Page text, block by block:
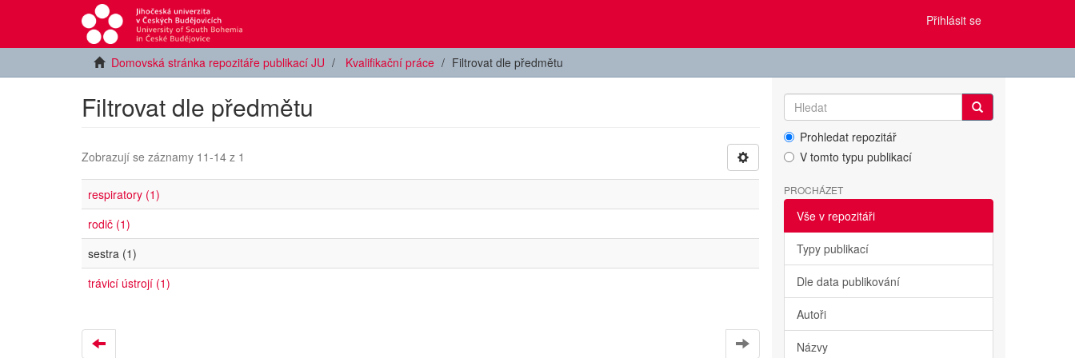
Přihlásit se
Domovská stránka repozitáře publikací JU Kvalifikační práce Filtrovat dle předmětu
Filtrovat dle předmětu
Zobrazují se záznamy 11-14 z 1
respiratory (1)
rodič (1)
sestra (1)
trávicí ústrojí (1)
Prohledat repozitář
V tomto typu publikací
PROCHÁZET
Vše v repozitáři
Typy publikací
Dle data publikování
Autoři
Názvy